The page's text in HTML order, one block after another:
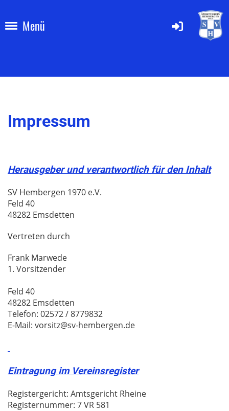
Menü
Impressum
Herausgeber und verantwortlich für den Inhalt
SV Hembergen 1970 e.V.
Feld 40
48282 Emsdetten
Vertreten durch
Frank Marwede
1. Vorsitzender
Feld 40
48282 Emsdetten
Telefon: 02572 / 8779832
E-Mail: vorsitz@sv-hembergen.de
Eintragung im Vereinsregister
Registergericht: Amtsgericht Rheine
Registernummer: 7 VR 581